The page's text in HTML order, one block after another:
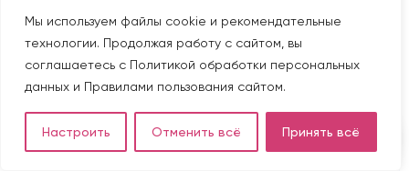
Мы используем файлы cookie и рекомендательные
технологии. Продолжая работу с сайтом, вы
соглашаетесь с Политикой обработки персональных
данных и Правилами пользования сайтом.
Настроить Отменить всё Принять всё
стандартные и полностью нестандартные
решения — формы, размеры, конфигурации,
панорамные конструкции, фигурные окна и двери.
Для нас это привычная задача, которую мы
выполняем без задержек и компромиссов по
качеству.